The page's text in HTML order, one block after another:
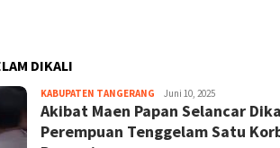
DIKALI
KABUPATEN TANGERANG Kejar
Info
Juni 10, 2025
Akibat Maen Papan Selancar
Perempuan Tenggelam Satu